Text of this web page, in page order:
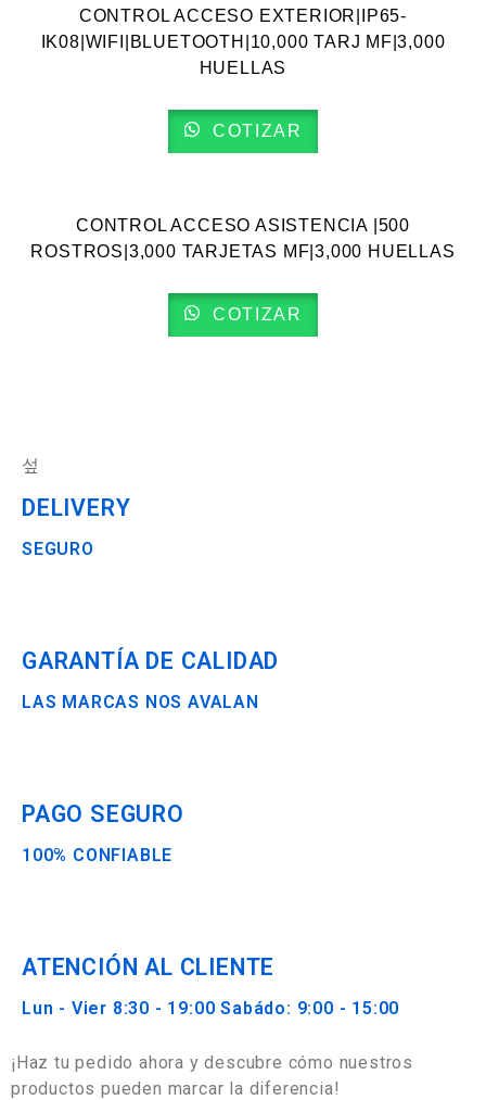
CONTROL ACCESO EXTERIOR|IP65-
IK08|WIFI|BLUETOOTH|10,000 TARJ MF|3,000
HUELLAS
COTIZAR
CONTROL ACCESO ASISTENCIA |500
ROSTROS|3,000 TARJETAS MF|3,000 HUELLAS
COTIZAR
DELIVERY
SEGURO
GARANTÍA DE CALIDAD
LAS MARCAS NOS AVALAN
PAGO SEGURO
100% CONFIABLE
ATENCIÓN AL CLIENTE
Lun - Vier 8:30 - 19:00 Sabádo: 9:00 - 15:00
¡Haz tu pedido ahora y descubre cómo nuestros
productos pueden marcar la diferencia!